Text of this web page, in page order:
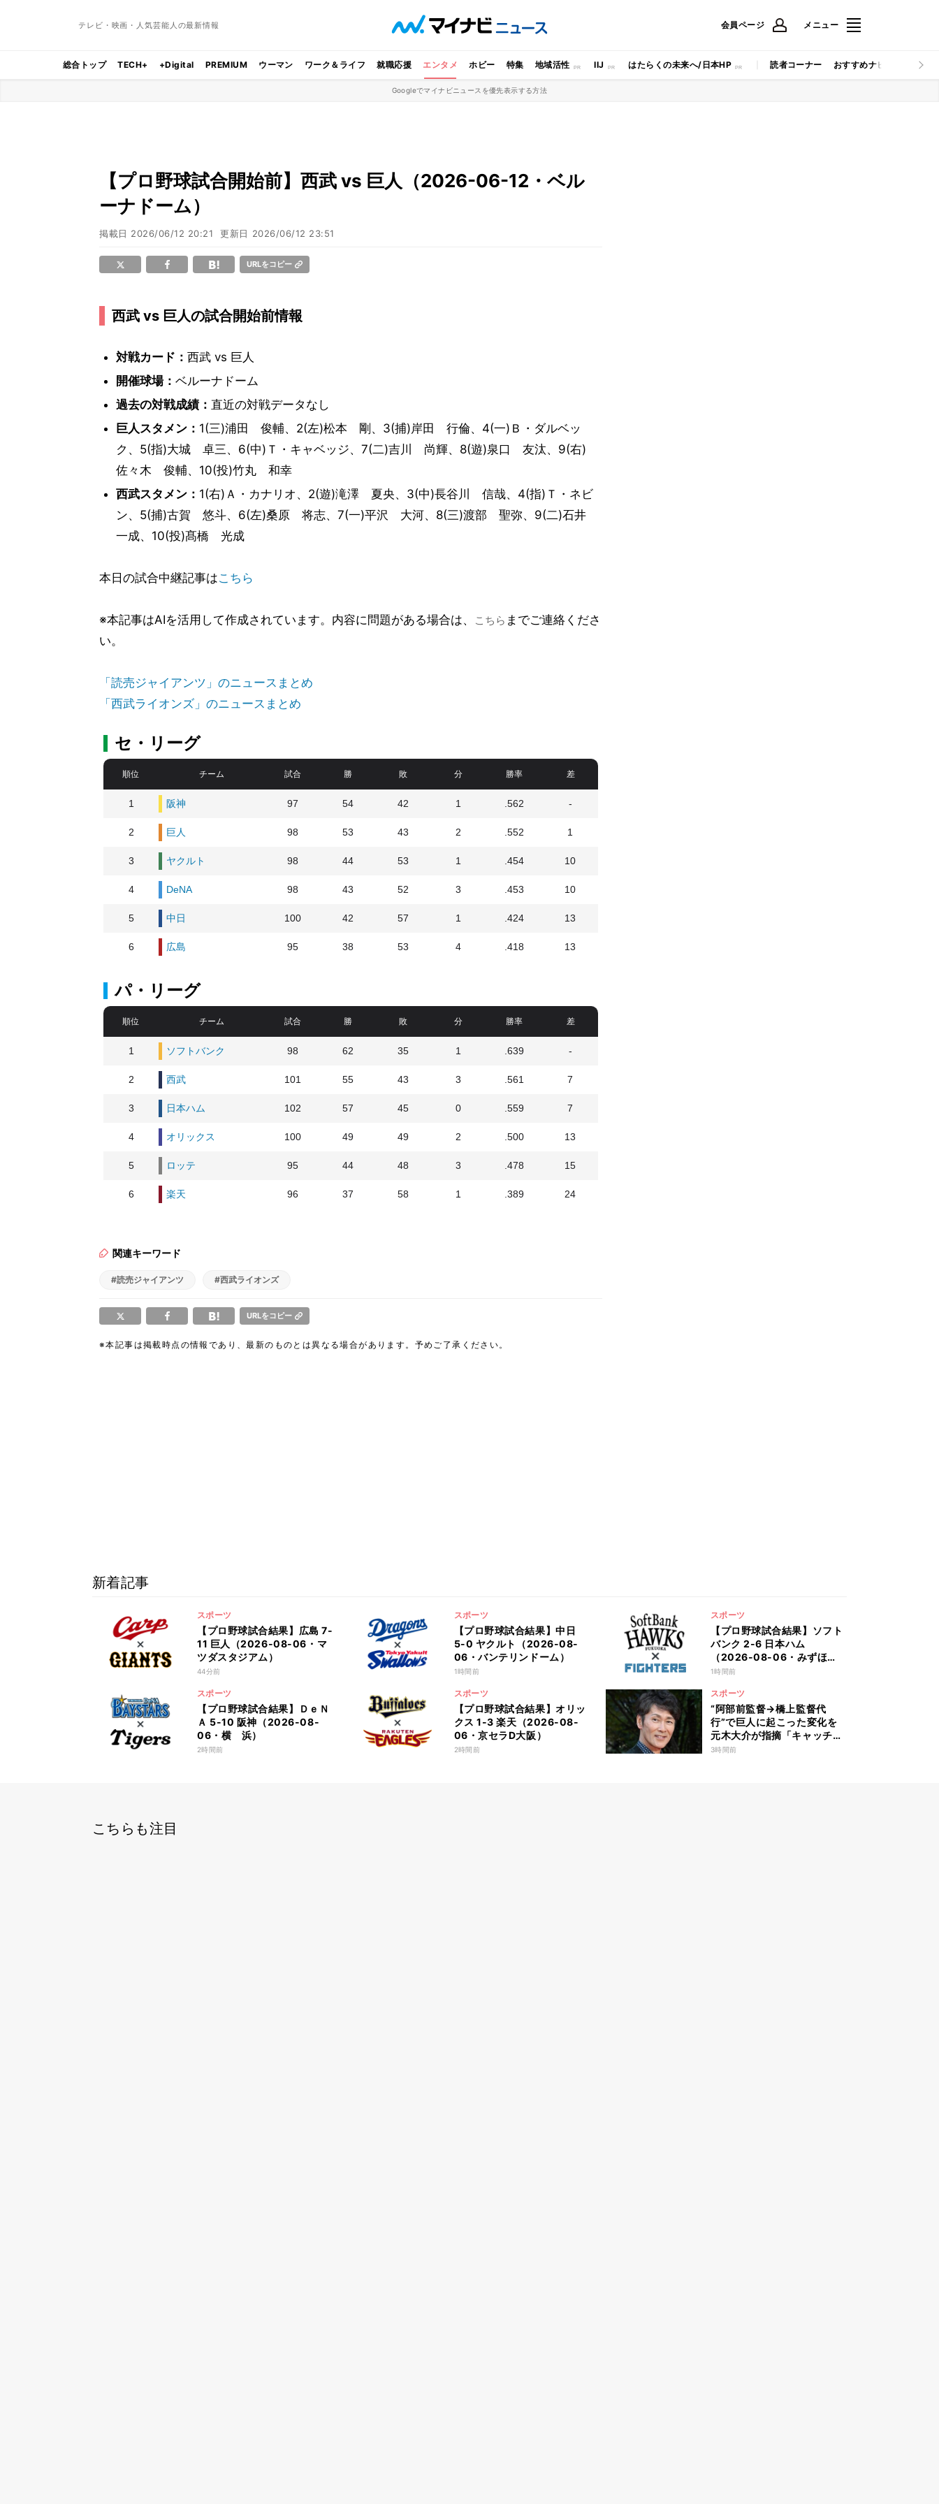
テレビ・映画・人気芸能人の最新情報 会員ページ メニュー
総合トップ TECH+ +Digital PREMIUM ウーマン ワーク＆ライフ 就職応援 エンタメ ホビー 特集 地域活性 IIJ はたらくの未来へ/日本HP 読者コーナー おすすめナビ マイナビ
Googleでマイナビニュースを優先表示する方法
【プロ野球試合開始前】西武 vs 巨人（2026-06-12・ベル
ーナドーム）
掲載日 2026/06/12 20:21 更新日 2026/06/12 23:51
URLをコピー
西武 vs 巨人の試合開始前情報
対戦カード： 西武 vs 巨人
開催球場： ベルーナドーム
過去の対戦成績： 直近の対戦データなし
巨人スタメン： 1(三)浦田 俊輔、2(左)松本 剛、3(捕)岸田 行倫、4(一)Ｂ・ダルベッ
ク、5(指)大城 卓三、6(中)Ｔ・キャベッジ、7(二)吉川 尚輝、8(遊)泉口 友汰、9(右)
佐々木 俊輔、10(投)竹丸 和幸
西武スタメン： 1(右)Ａ・カナリオ、2(遊)滝澤 夏央、3(中)長谷川 信哉、4(指)Ｔ・ネビ
ン、5(捕)古賀 悠斗、6(左)桑原 将志、7(一)平沢 大河、8(三)渡部 聖弥、9(二)石井
一成、10(投)髙橋 光成
本日の試合中継記事はこちら
※本記事はAIを活用して作成されています。内容に問題がある場合は、 こちら までご連絡くださ
い。
「読売ジャイアンツ」のニュースまとめ
「西武ライオンズ」のニュースまとめ
セ・リーグ
順位 チーム 試合 勝 敗 分 勝率 差
1 阪神 97 54 42 1 .562 -
2 巨人 98 53 43 2 .552 1
3 ヤクルト 98 44 53 1 .454 10
4 DeNA 98 43 52 3 .453 10
5 中日 100 42 57 1 .424 13
6 広島 95 38 53 4 .418 13
パ・リーグ
順位 チーム 試合 勝 敗 分 勝率 差
1 ソフトバンク 98 62 35 1 .639 -
2 西武 101 55 43 3 .561 7
3 日本ハム 102 57 45 0 .559 7
4 オリックス 100 49 49 2 .500 13
5 ロッテ 95 44 48 3 .478 15
6 楽天 96 37 58 1 .389 24
関連キーワード
#読売ジャイアンツ #西武ライオンズ
URLをコピー
※本記事は掲載時点の情報であり、最新のものとは異なる場合があります。予めご了承ください。
新着記事
スポーツ
【プロ野球試合結果】広島 7-
11 巨人（2026-08-06・マ
ツダスタジアム）
44分前
スポーツ
【プロ野球試合結果】中日
5-0 ヤクルト（2026-08-
06・バンテリンドーム）
1時間前
スポーツ
【プロ野球試合結果】ソフト
バンク 2-6 日本ハム
（2026-08-06・みずほ
PayPay）
1時間前
スポーツ
【プロ野球試合結果】ＤｅＮ
Ａ 5-10 阪神（2026-08-
06・横 浜）
2時間前
スポーツ
【プロ野球試合結果】オリッ
クス 1-3 楽天（2026-08-
06・京セラD大阪）
2時間前
スポーツ
“阿部前監督→橋上監督代
行”で巨人に起こった変化を
元木大介が指摘「キャッチャ
ー陣の…」 鋭い視点に槙原
3時間前
こちらも注目